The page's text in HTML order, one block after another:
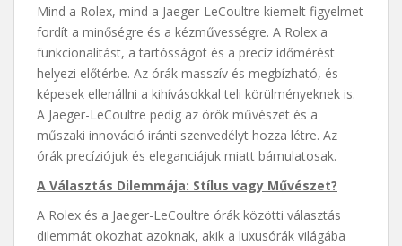
Mind a Rolex, mind a Jaeger-LeCoultre kiemelt figyelmet
fordít a minőségre és a kézművességre. A Rolex a
funkcionalitást, a tartósságot és a precíz időmérést
helyezi előtérbe. Az órák masszív és megbízható, és
képesek ellenállni a kihívásokkal teli körülményeknek is.
A Jaeger-LeCoultre pedig az örök művészet és a
műszaki innováció iránti szenvedélyt hozza létre. Az
órák precíziójuk és eleganciájuk miatt bámulatosak.
A Választás Dilemmája: Stílus vagy Művészet?
A Rolex és a Jaeger-LeCoultre órák közötti választás
dilemmát okozhat azoknak, akik a luxusórák világába